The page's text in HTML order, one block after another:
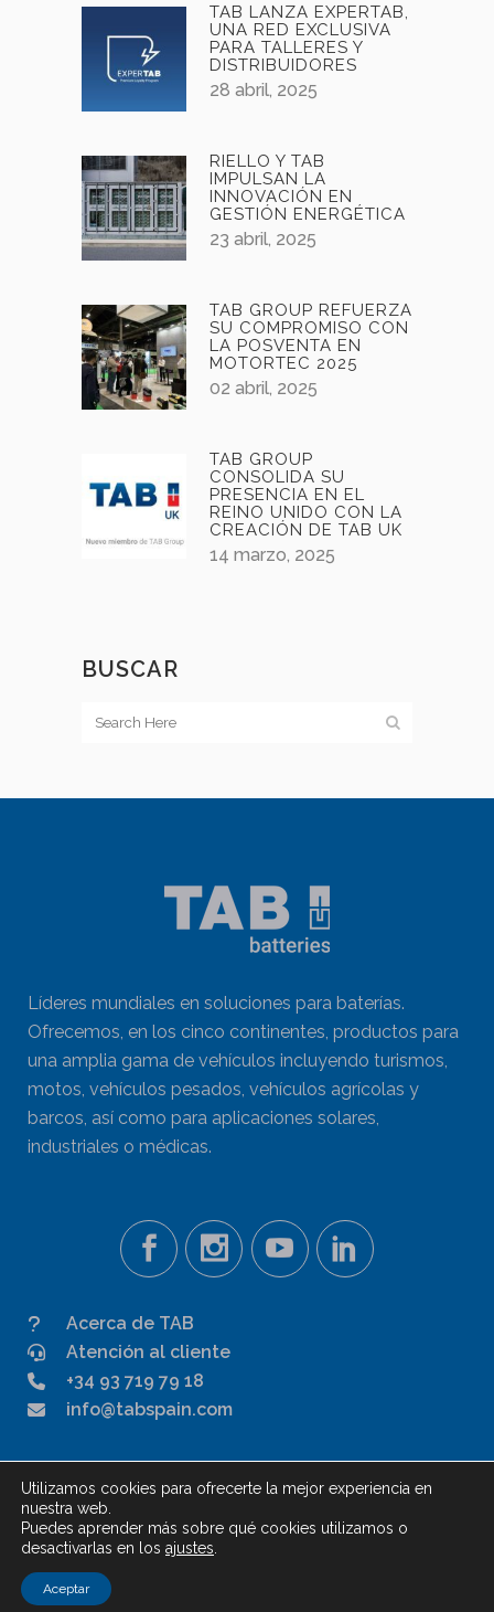
TAB LANZA EXPERTAB,
UNA RED EXCLUSIVA
PARA TALLERES Y
DISTRIBUIDORES
28 abril, 2025
RIELLO Y TAB
IMPULSAN LA
INNOVACIÓN EN
GESTIÓN ENERGÉTICA
23 abril, 2025
TAB GROUP REFUERZA
SU COMPROMISO CON
LA POSVENTA EN
MOTORTEC 2025
02 abril, 2025
TAB GROUP
CONSOLIDA SU
PRESENCIA EN EL
REINO UNIDO CON LA
CREACIÓN DE TAB UK
14 marzo, 2025
BUSCAR
Líderes mundiales en soluciones para baterías.
Ofrecemos, en los cinco continentes, productos para
una amplia gama de vehículos incluyendo turismos,
motos, vehículos pesados, vehículos agrícolas y
barcos, así como para aplicaciones solares,
industriales o médicas.
Acerca de TAB
Atención al cliente
+34 93 719 79 18
info@tabspain.com
Aviso legal
Utilizamos cookies para ofrecerte la mejor experiencia en
nuestra web.
Puedes aprender más sobre qué cookies utilizamos o
desactivarlas en los ajustes
Aceptar